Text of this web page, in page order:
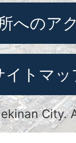
へのア
イトマッ
City.